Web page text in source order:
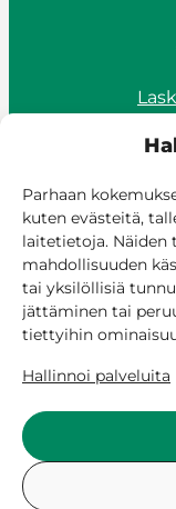
Parhaan
kuten evästeitä,
laitetietoja. Näiden
mahdollisuuden
tai yksilöllisiä
jättäminen tai
tiettyihin
Hallinnoi palveluita